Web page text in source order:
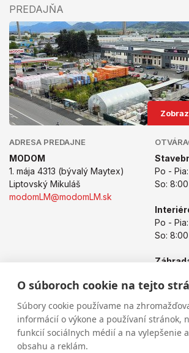
O súboroch cookie na tejto
Súbory cookie používame na
informácií o výkone a používaní stránok,
funkcií sociálnych médií a na vylepšenie
obsahu a reklám.
PREDAJŇA
ADRESA PREDAJNE
MODOM
1. mája 4313 (bývalý Maytex)
Liptovský Mikuláš
modomLM@modomLM.sk
Po -
So:
Po -
So:
Po -
So: